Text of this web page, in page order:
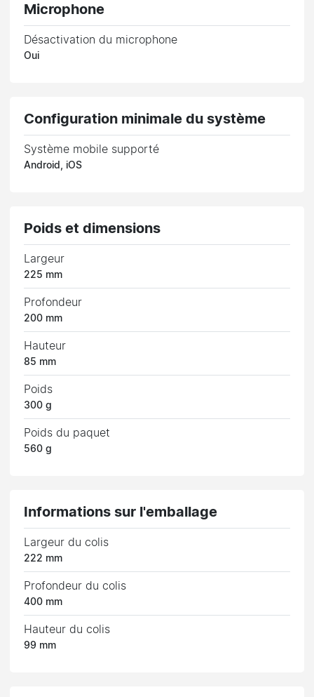
Microphone
Désactivation du microphone
Oui
Configuration minimale du système
Système mobile supporté
Android, iOS
Poids et dimensions
Largeur
225 mm
Profondeur
200 mm
Hauteur
85 mm
Poids
300 g
Poids du paquet
560 g
Informations sur l'emballage
Largeur du colis
222 mm
Profondeur du colis
400 mm
Hauteur du colis
99 mm